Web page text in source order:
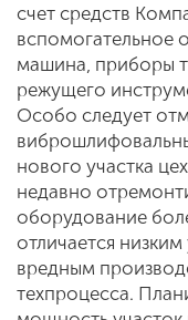
счет средств
вспомогательное
машина, приборы
режущего
Особо следует
нового участка
недавно
оборудование
отличается
вредным
техпроцесса.